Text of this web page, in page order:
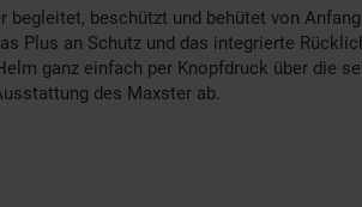
beschützt und behütet von
Plus an Schutz und das integrierte
ganz einfach per Knopfdruck über
des Maxster ab.